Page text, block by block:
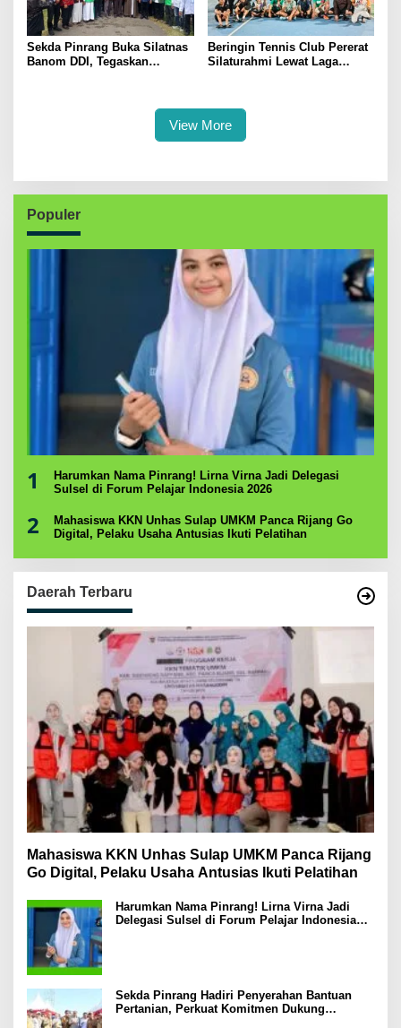
Sekda Pinrang Buka Silatnas
Banom DDI, Tegaskan
Beringin Tennis Club Pererat
Silaturahmi Lewat Laga
View More
Populer
1
Harumkan Nama Pinrang! Lirna Virna Jadi Delegasi
Sulsel di Forum Pelajar Indonesia 2026
2
Mahasiswa KKN Unhas Sulap UMKM Panca Rijang Go
Digital, Pelaku Usaha Antusias Ikuti Pelatihan
Daerah Terbaru
Mahasiswa KKN Unhas Sulap UMKM Panca Rijang
Go Digital, Pelaku Usaha Antusias Ikuti Pelatihan
Harumkan Nama Pinrang! Lirna Virna Jadi
Delegasi Sulsel di Forum Pelajar Indonesia
Sekda Pinrang Hadiri Penyerahan Bantuan
Pertanian, Perkuat Komitmen Dukung